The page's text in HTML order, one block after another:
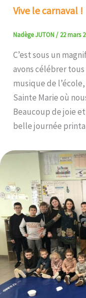
Vive le carnaval !
Nadège JUTON/ 22 mars
C’est sous un
avons célébrer
musique de l’école,
Sainte Marie où
Beaucoup de joie
belle journée